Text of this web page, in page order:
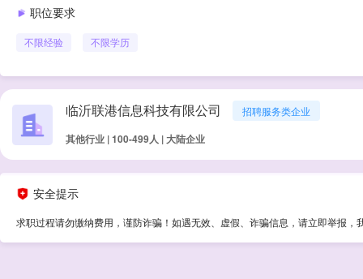
职位要求
不限经验 不限学历
临沂联港信息科技有限公司 招聘服务类企业
其他行业 | 100-499人 | 大陆企业
安全提示
求职过程请勿缴纳费用，谨防诈骗！如遇无效、虚假、诈骗信息，请立即举报，